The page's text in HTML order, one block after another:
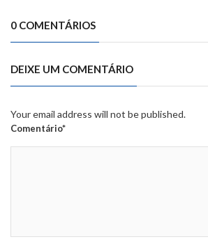
0 COMENTÁRIOS
DEIXE UM COMENTÁRIO
Your email address will not be published.
Comentário*